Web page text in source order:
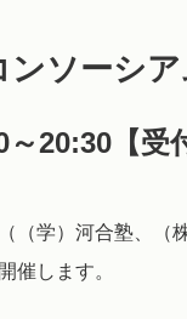
ソーシ
20:30【受
（学）河合塾、
催します。